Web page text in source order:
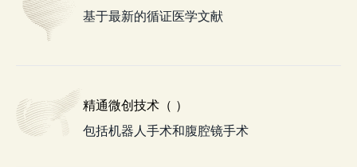
基于最新的循证医学文献
精通微创技术（ ）
包括机器人手术和腹腔镜手术